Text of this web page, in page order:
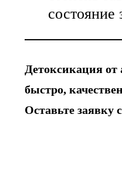
состояние
Детоксикация
быстро,
Оставьте заявку